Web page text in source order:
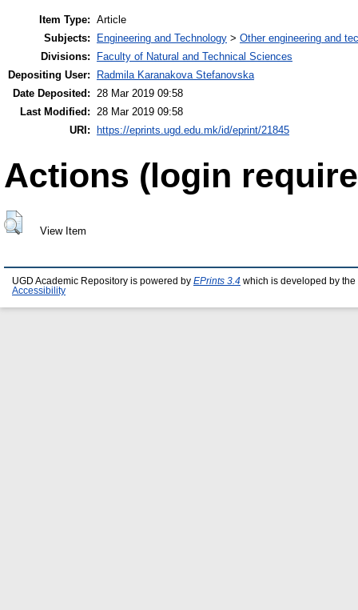
Item Type: Article
Subjects:
Engineering and Technology > Other engineering and
Divisions:
Faculty of Natural and Technical Sciences
Depositing User:
Radmila Karanakova Stefanovska
Date Deposited: 28 Mar 2019 09:58
Last Modified: 28 Mar 2019 09:58
URI:
https://eprints.ugd.edu.mk/id/eprint/21845
Actions (login
View Item
UGD Academic Repository is powered by EPrints 3.4 which is developed by the
Accessibility